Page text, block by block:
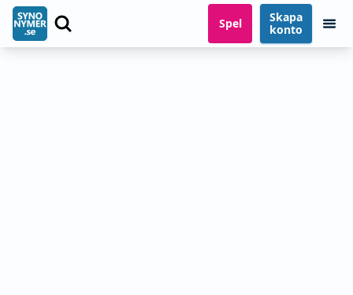
Spel
Skapa
konto